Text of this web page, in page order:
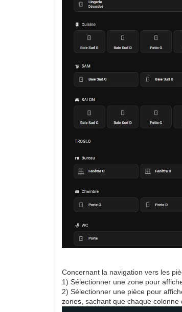
Concernant la navigation vers les
1) Sélectionner une zone pour
2) Sélectionner une pièce pour
zones, sachant que chaque